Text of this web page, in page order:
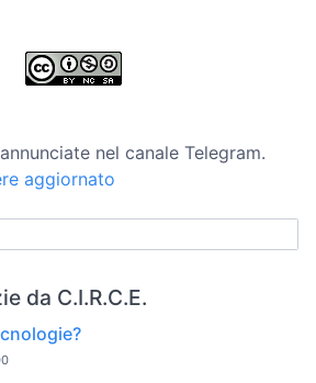
nel canale Telegram.
aggiornato
da C.I.R.C.E.